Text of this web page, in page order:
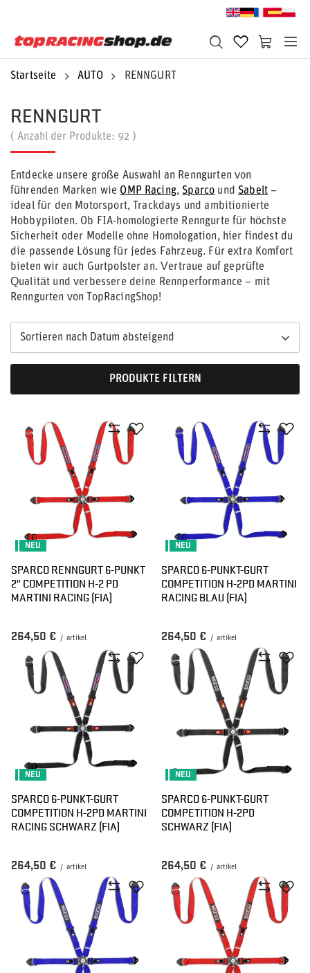
Startseite AUTO RENNGURT
RENNGURT
( Anzahl der Produkte: 92 )
Entdecke unsere große Auswahl an Renngurten von
führenden Marken wie OMP Racing, Sparco und Sabelt –
ideal für den Motorsport, Trackdays und ambitionierte
Hobbypiloten. Ob FIA-homologierte Renngurte für höchste
Sicherheit oder Modelle ohne Homologation, hier findest du
die passende Lösung für jedes Fahrzeug. Für extra Komfort
bieten wir auch Gurtpolster an. Vertraue auf geprüfte
Qualität und verbessere deine Rennperformance – mit
Renngurten von TopRacingShop!
Sortieren nach Datum absteigend
PRODUKTE FILTERN
NEU
SPARCO RENNGURT 6-PUNKT
2" COMPETITION H-2 PD
MARTINI RACING (FIA)
264,50 € / artikel
NEU
SPARCO 6-PUNKT-GURT
COMPETITION H-2PD MARTINI
RACING BLAU (FIA)
264,50 € / artikel
NEU
SPARCO 6-PUNKT-GURT
COMPETITION H-2PD MARTINI
RACING SCHWARZ (FIA)
264,50 € / artikel
NEU
SPARCO 6-PUNKT-GURT
COMPETITION H-2PD
SCHWARZ (FIA)
264,50 € / artikel